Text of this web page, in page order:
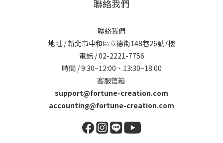
聯絡我們
聯絡我們
地址 / 新北市中和區立德街148巷26號7樓
電話 / 02-2221-7756
時間 / 9:30~12:00、13:30~18:00
客服信箱
support@fortune-creation.com
accounting@fortune-creation.com